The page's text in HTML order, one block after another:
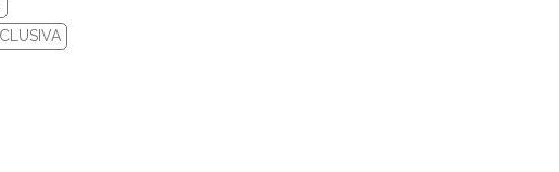
DA ACQUISTARE